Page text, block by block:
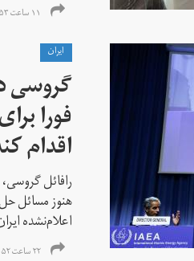
۱۱ ساعت ۵۳ دقیقه پیش
ايران
گروسی
فورا
اقدام
رافائل گروسی،
هنوز مسائل
اعلام‌نشده
۲۲ ساعت ۵۲ دقیقه پیش